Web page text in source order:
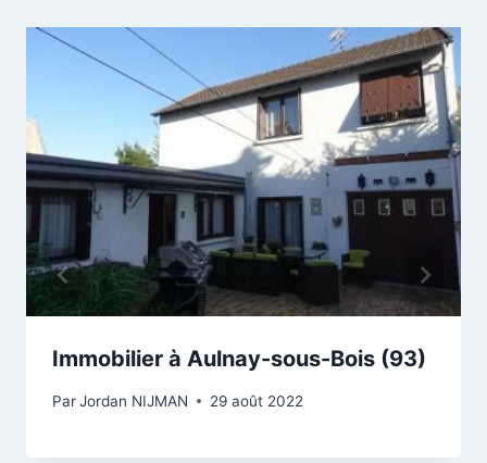
Immobilier à Aulnay-sous-Bois (93)
ParJordan NIJMAN 29 août 2022